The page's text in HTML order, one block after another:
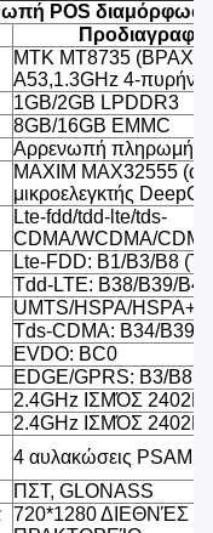
POS
Προδιαγραφή
MTK MT8735
A53,1.3GHz 4-
1GB/2GB LPDDR3
8GB/16GB EMMC
Αρρενωπή πληρωμή
MAXIM MAX32555
μικροελεγκτής
Lte-fdd/tdd-lte/tds-
CDMA/WCDMA/
Lte-FDD: B1/B3/B8
Tdd-LTE: B38/B39/
UMTS/HSPA/HSPA+/
Tds-CDMA: B34/B39
EVDO: BC0
EDGE/GPRS: B3/B8
2.4GHz ΙΣΜΌΣ
2.4GHz ΙΣΜΌΣ
4 αυλακώσεις PSAM,
ΠΣΤ, GLONASS
720*1280 ΔΙΕΘΝΈΣ